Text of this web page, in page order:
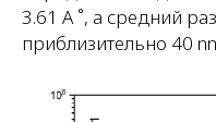
3.61 A ˚, а средний
приблизительно 40